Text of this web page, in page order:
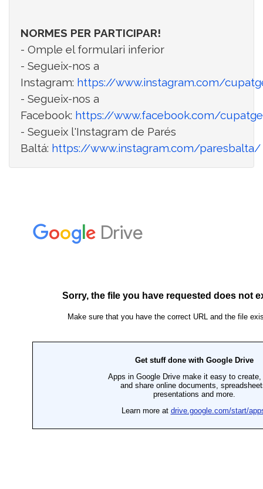
NORMES PER PARTICIPAR!
- Omple el formulari inferior
- Segueix-nos a
Instagram: https://www.instagram.com/
- Segueix-nos a
Facebook: https://www.facebook.com/
- Segueix l'Instagram de Parés
Baltá: https://www.instagram.com/paresbalta/